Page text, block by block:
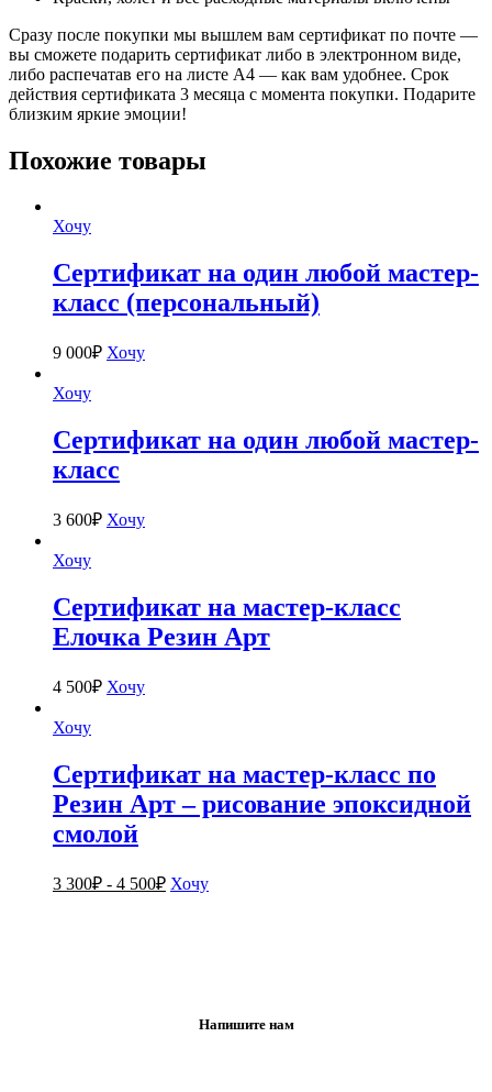
Сразу после покупки мы вышлем вам сертификат по почте —
вы сможете подарить сертификат либо в электронном виде,
либо распечатав его на листе А4 — как вам удобнее. Срок
действия сертификата 3 месяца с момента покупки. Подарите
близким яркие эмоции!
Похожие товары
Хочу
Сертификат на один любой мастер-
класс (персональный)
9 000₽ Хочу
Хочу
Сертификат на один любой мастер-
класс
3 600₽ Хочу
Хочу
Сертификат на мастер-класс
Елочка Резин Арт
4 500₽ Хочу
Хочу
Сертификат на мастер-класс по
Резин Арт – рисование эпоксидной
смолой
3 300₽ - 4 500₽ Хочу
Напишите нам